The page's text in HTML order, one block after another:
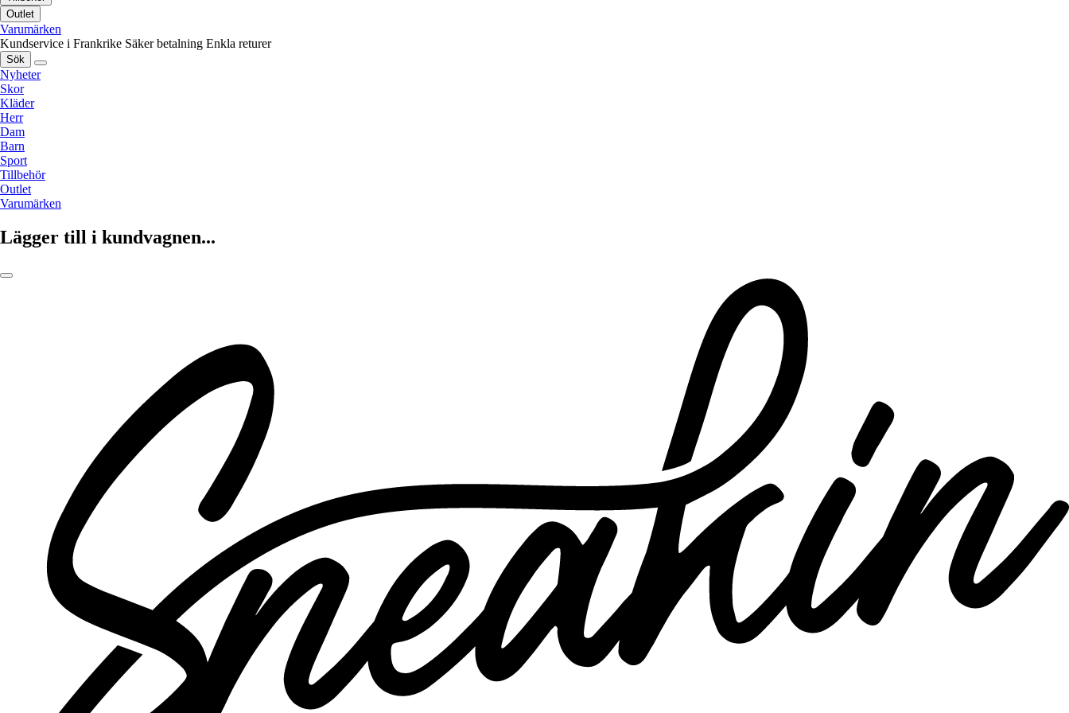
Outlet
Varumärken
Kundservice i Frankrike Säker betalning Enkla returer
Sök
Nyheter
Skor
Kläder
Herr
Dam
Barn
Sport
Tillbehör
Outlet
Varumärken
Lägger till i kundvagnen...